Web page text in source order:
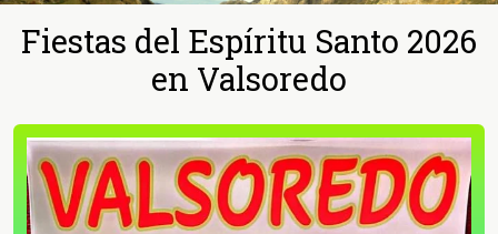
Fiestas del Espíritu Santo 2026
en Valsoredo